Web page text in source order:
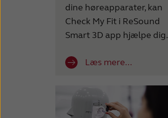
dine høreapparater, kan
Check My Fit i ReSound
Smart 3D app hjælpe dig.
Læs mere...